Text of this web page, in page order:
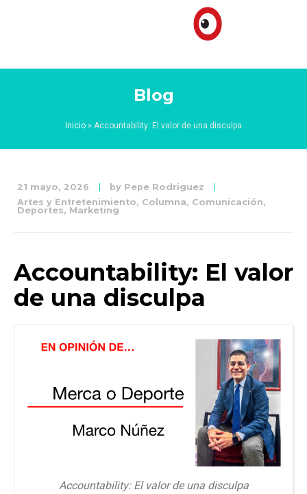
Blog
Inicio » Accountability: El valor de una disculpa
21 mayo, 2026 by Pepe Rodriguez
Artes y Entretenimiento, Columna, Comunicación,
Deportes, Marketing
Accountability: El valor
de una disculpa
Accountability: El valor de una disculpa